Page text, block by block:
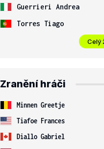
Guerrieri Andrea
Torres Tiago
Celý
Zranění hráči
Minnen Greetje
Tiafoe Frances
Diallo Gabriel